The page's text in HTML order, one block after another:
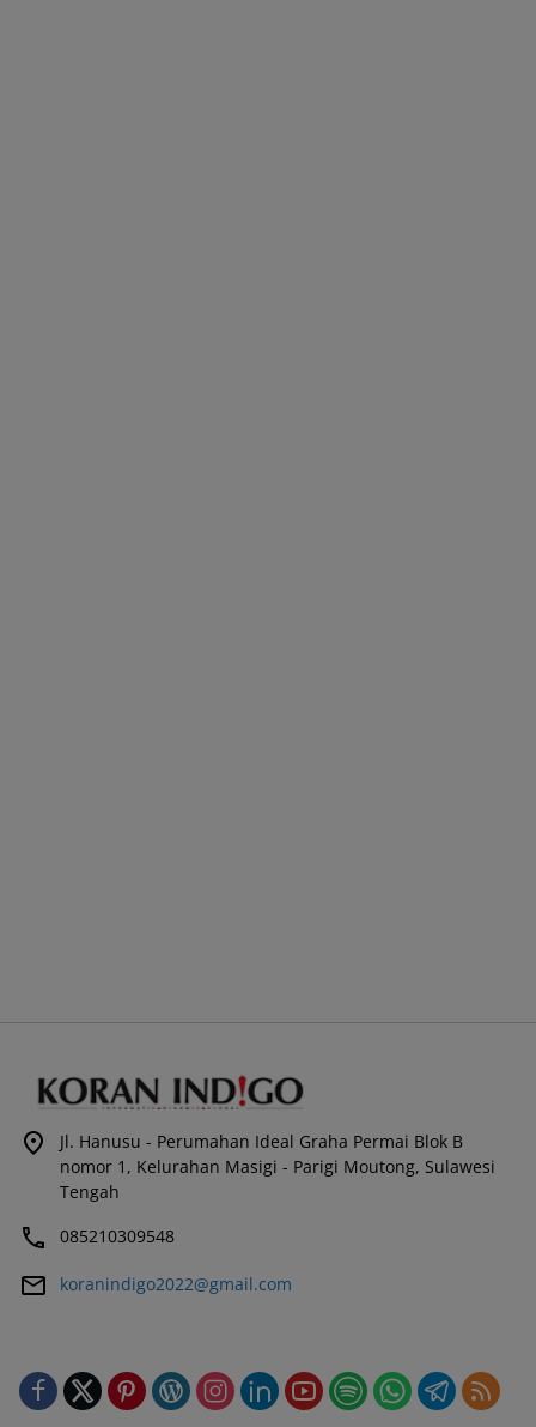
Jl. Hanusu - Perumahan Ideal Graha Permai Blok B
nomor 1, Kelurahan Masigi - Parigi Moutong, Sulawesi
Tengah
085210309548
koranindigo2022@gmail.com